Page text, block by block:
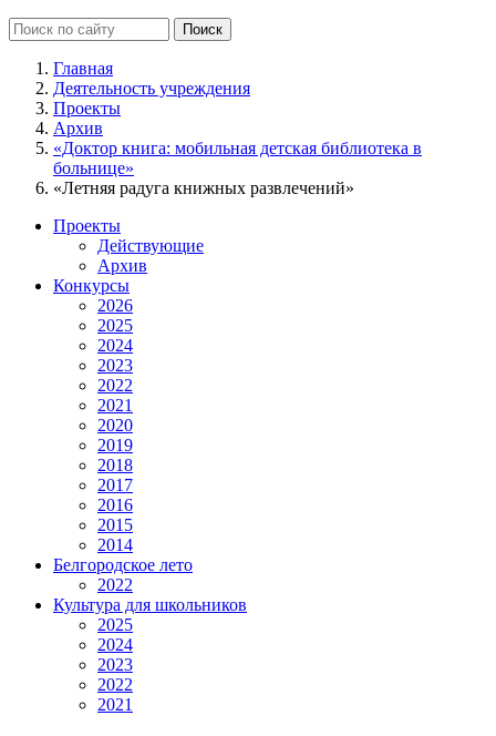
Главная
Деятельность учреждения
Проекты
Архив
«Доктор книга: мобильная детская библиотека в
больнице»
«Летняя радуга книжных развлечений»
Проекты
Действующие
Архив
Конкурсы
2026
2025
2024
2023
2022
2021
2020
2019
2018
2017
2016
2015
2014
Белгородское лето
2022
Культура для школьников
2025
2024
2023
2022
2021